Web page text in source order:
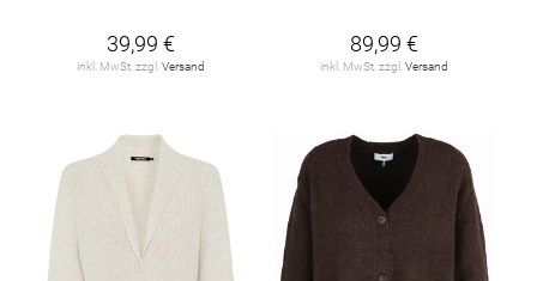
39,99 €
inkl. MwSt. zzgl. Versand
89,99 €
inkl. MwSt. zzgl. Versand